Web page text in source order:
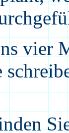
vier